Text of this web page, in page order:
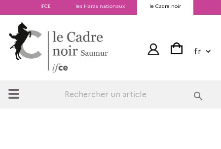
IFCE les Haras nationaux le Cadre noir
search